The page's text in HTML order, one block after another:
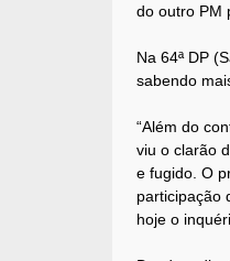
do outro PM
Na 64ª DP
sabendo
“Além do
viu o clarão
e fugido. O
participação
hoje o